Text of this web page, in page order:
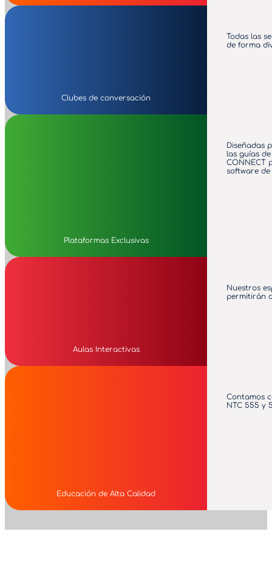
Clubes de conversación
Todas las
de forma
Plataformas Exclusivas
Diseñadas
las guías
CONNECT
software
Aulas Interactivas
Nuestros
permitirán
Educación de Alta Calidad
Contamos
NTC 555 y